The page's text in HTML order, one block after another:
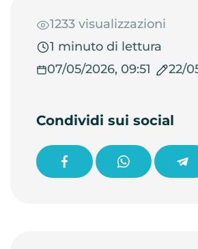
1233 visualizzazioni
1 minuto di lettura
07/05/2026, 09:51
22/
Condividi sui social